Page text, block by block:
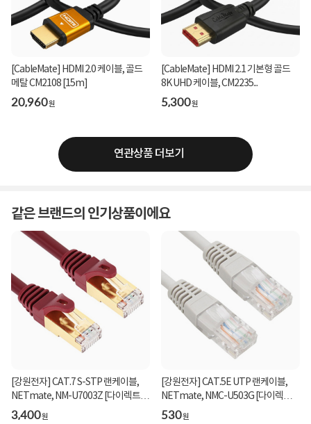
[CableMate] HDMI 2.0 케이블, 골드
메탈 CM2108 [15m]
20,960원
[CableMate] HDMI 2.1 기본형 골드
8K UHD 케이블, CM2235...
5,300원
연관상품 더보기
같은 브랜드의 인기상품이에요
[강원전자] CAT.7 S-STP 랜케이블,
NETmate, NM-U7003Z [다이렉트/
연선] [와인/0.3m]
3,400원
[강원전자] CAT.5E UTP 랜케이블,
NETmate, NMC-U503G [다이렉트/
연선] [그레이/0.3m...
530원